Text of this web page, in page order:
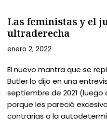
Las feministas y el
ultraderecha
enero 2, 2022
El nuevo mantra que se
Butler lo dijo en una
septiembre de 2021 (luego
porque les pareció
contrarias a la